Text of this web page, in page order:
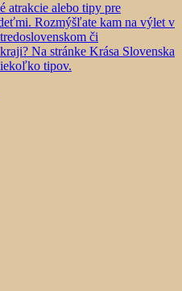
atrakcie alebo tipy pre
Rozmýšľate kam na výlet v
či
Na stránke Krása Slovenska
tipov.